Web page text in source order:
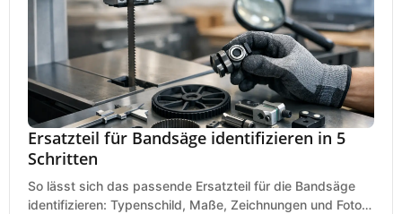
Ersatzteil für Bandsäge identifizieren in 5
Schritten
So lässt sich das passende Ersatzteil für die Bandsäge
identifizieren: Typenschild, Maße, Zeichnungen und Fotos